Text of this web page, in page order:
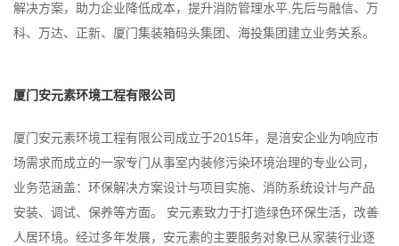
解决方案，助力企业降低成本，提升消防管理水平 先后与融信、万
科、万达、正新、厦门集装箱码头集团、海投集团建立业务关系。
厦门安元素环境工程有限公司
厦门安元素环境工程有限公司成立于2015年，是涪安企业为响应市
场需求而成立的一家专门从事室内装修污染环境治理的专业公司，
业务范涵盖：环保解决方案设计与项目实施、消防系统设计与产品
安装、调试、保养等方面。 安元素致力于打造绿色环保生活，改善
人居环境。经过多年发展，安元素的主要服务对象已从家装行业逐